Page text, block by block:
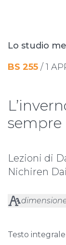
Lo studio
BS 255 / 1
sempre
Lezioni di
Nichiren
Testo integrale